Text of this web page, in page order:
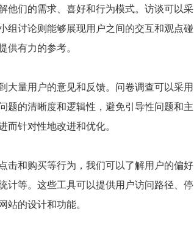
他们的需求、喜好和行为模式。访谈可以采
组讨论则能够展现用户之间的交互和观点碰
供有力的参考。
大量用户的意见和反馈。问卷调查可以采用
题的清晰度和逻辑性，避免引导性问题和主
针对性地改进和优化。
击和购买等行为，我们可以了解用户的偏好
计等。这些工具可以提供用户访问路径、停
站的设计和功能。